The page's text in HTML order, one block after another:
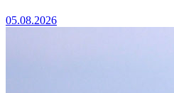
05.08.2026